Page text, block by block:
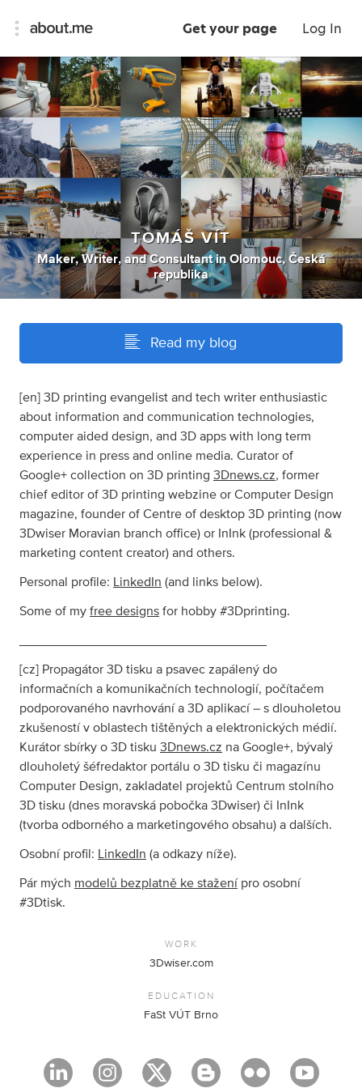
Get your page Log In
TOMÁŠ VÍT
Maker, Writer, andConsultant inOlomouc, Česká
republika
Read my blog
[en] 3D printing evangelist and tech writer enthusiastic
about information and communication technologies,
computer aided design, and 3D apps with long term
experience in press and online media. Curator of
Google+ collection on 3D printing 3Dnews.cz, former
chief editor of 3D printing webzine or Computer Design
magazine, founder of Centre of desktop 3D printing (now
3Dwiser Moravian branch office) or InInk (professional &
marketing content creator) and others.
Personal profile: LinkedIn (and links below).
Some of my free designs for hobby #3Dprinting.
[cz] Propagátor 3D tisku a psavec zapálený do
informačních a komunikačních technologií, počítačem
podporovaného navrhování a 3D aplikací – s dlouholetou
zkušeností v oblastech tištěných a elektronických médií.
Kurátor sbírky o 3D tisku 3Dnews.cz na Google+, bývalý
dlouholetý šéfredaktor portálu o 3D tisku či magazínu
Computer Design, zakladatel projektů Centrum stolního
3D tisku (dnes moravská pobočka 3Dwiser) či InInk
(tvorba odborného a marketingového obsahu) a dalších.
Osobní profil: LinkedIn (a odkazy níže).
Pár mých modelů bezplatně ke staženípro osobní
#3Dtisk.
WORK
3Dwiser.com
EDUCATION
FaSt VÚT Brno